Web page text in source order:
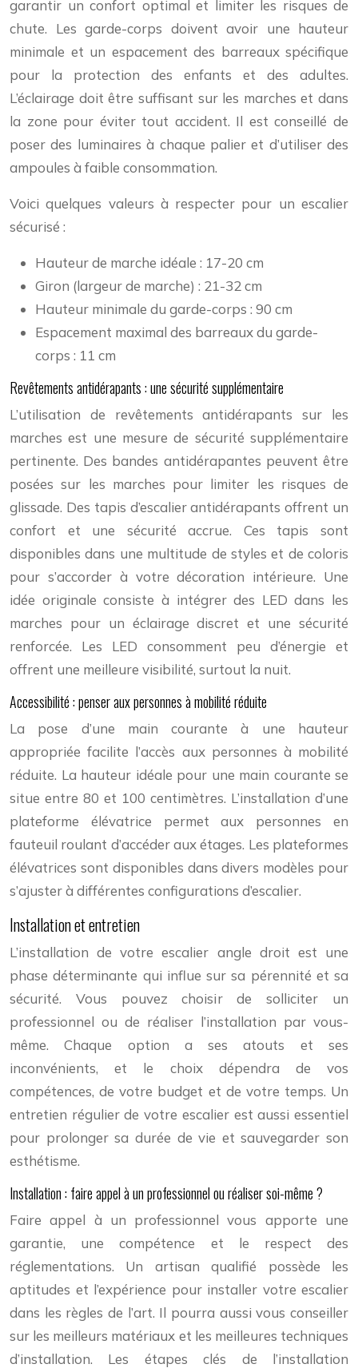
garantir un confort optimal et limiter les risques de
chute. Les garde-corps doivent avoir une hauteur
minimale et un espacement des barreaux spécifique
pour la protection des enfants et des adultes.
L’éclairage doit être suffisant sur les marches et dans
la zone pour éviter tout accident. Il est conseillé de
poser des luminaires à chaque palier et d’utiliser des
ampoules à faible consommation.
Voici quelques valeurs à respecter pour un escalier
sécurisé :
Hauteur de marche idéale : 17-20 cm
Giron (largeur de marche) : 21-32 cm
Hauteur minimale du garde-corps : 90 cm
Espacement maximal des barreaux du garde-
corps : 11 cm
Revêtements antidérapants : une sécurité supplémentaire
L’utilisation de revêtements antidérapants sur les
marches est une mesure de sécurité supplémentaire
pertinente. Des bandes antidérapantes peuvent être
posées sur les marches pour limiter les risques de
glissade. Des tapis d’escalier antidérapants offrent un
confort et une sécurité accrue. Ces tapis sont
disponibles dans une multitude de styles et de coloris
pour s’accorder à votre décoration intérieure. Une
idée originale consiste à intégrer des LED dans les
marches pour un éclairage discret et une sécurité
renforcée. Les LED consomment peu d’énergie et
offrent une meilleure visibilité, surtout la nuit.
Accessibilité : penser aux personnes à mobilité réduite
La pose d’une main courante à une hauteur
appropriée facilite l’accès aux personnes à mobilité
réduite. La hauteur idéale pour une main courante se
situe entre 80 et 100 centimètres. L’installation d’une
plateforme élévatrice permet aux personnes en
fauteuil roulant d’accéder aux étages. Les plateformes
élévatrices sont disponibles dans divers modèles pour
s’ajuster à différentes configurations d’escalier.
Installation et entretien
L’installation de votre escalier angle droit est une
phase déterminante qui influe sur sa pérennité et sa
sécurité. Vous pouvez choisir de solliciter un
professionnel ou de réaliser l’installation par vous-
même. Chaque option a ses atouts et ses
inconvénients, et le choix dépendra de vos
compétences, de votre budget et de votre temps. Un
entretien régulier de votre escalier est aussi essentiel
pour prolonger sa durée de vie et sauvegarder son
esthétisme.
Installation : faire appel à un professionnel ou réaliser soi-même ?
Faire appel à un professionnel vous apporte une
garantie, une compétence et le respect des
réglementations. Un artisan qualifié possède les
aptitudes et l’expérience pour installer votre escalier
dans les règles de l’art. Il pourra aussi vous conseiller
sur les meilleurs matériaux et les meilleures techniques
d’installation. Les étapes clés de l’installation